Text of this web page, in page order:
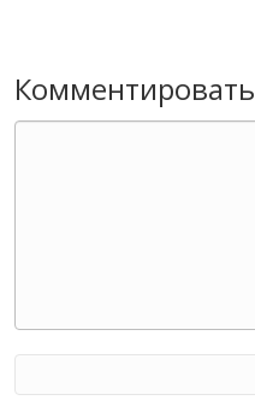
Комментировать